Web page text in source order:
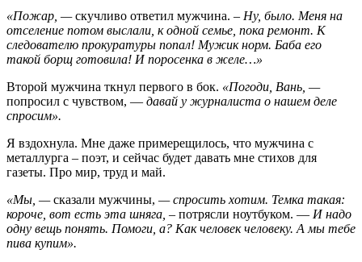
«Пожар, —скучливо ответил мужчина. – Ну, было. Меня на
отселение потом выслали, к одной семье, пока ремонт. К
следователю прокуратуры попал! Мужик норм. Баба его
такой борщ готовила! И поросенка в желе…»
Второй мужчина ткнул первого в бок. «Погоди, Вань, —
попросил с чувством, — давай у журналиста о нашем деле
спросим».
Я вздохнула. Мне даже примерещилось, что мужчина с
металлурга – поэт, и сейчас будет давать мне стихов для
газеты. Про мир, труд и май.
«Мы, —сказали мужчины, — спросить хотим. Темка такая:
короче, вот есть эта шняга, – потрясли ноутбуком. — И надо
одну вещь понять. Помоги, а? Как человек человеку. А мы тебе
пива купим».